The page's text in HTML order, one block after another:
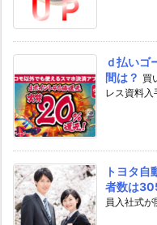
ｄ払いゴ
間は？ 買
レス資料入
トヨタ
者数は
員入社式